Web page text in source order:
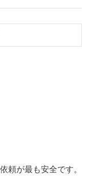
頼が最も安全です。